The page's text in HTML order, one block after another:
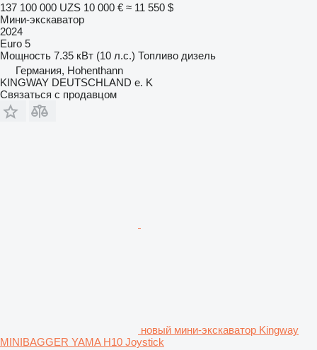
137 100 000 UZS 10 000 € ≈ 11 550 $
Мини-экскаватор
2024
Euro 5
Мощность 7.35 кВт (10 л.с.) Топливо дизель
Германия, Hohenthann
KINGWAY DEUTSCHLAND e. K
Связаться с продавцом
новый мини-экскаватор Kingway
MINIBAGGER YAMA H10 Joystick